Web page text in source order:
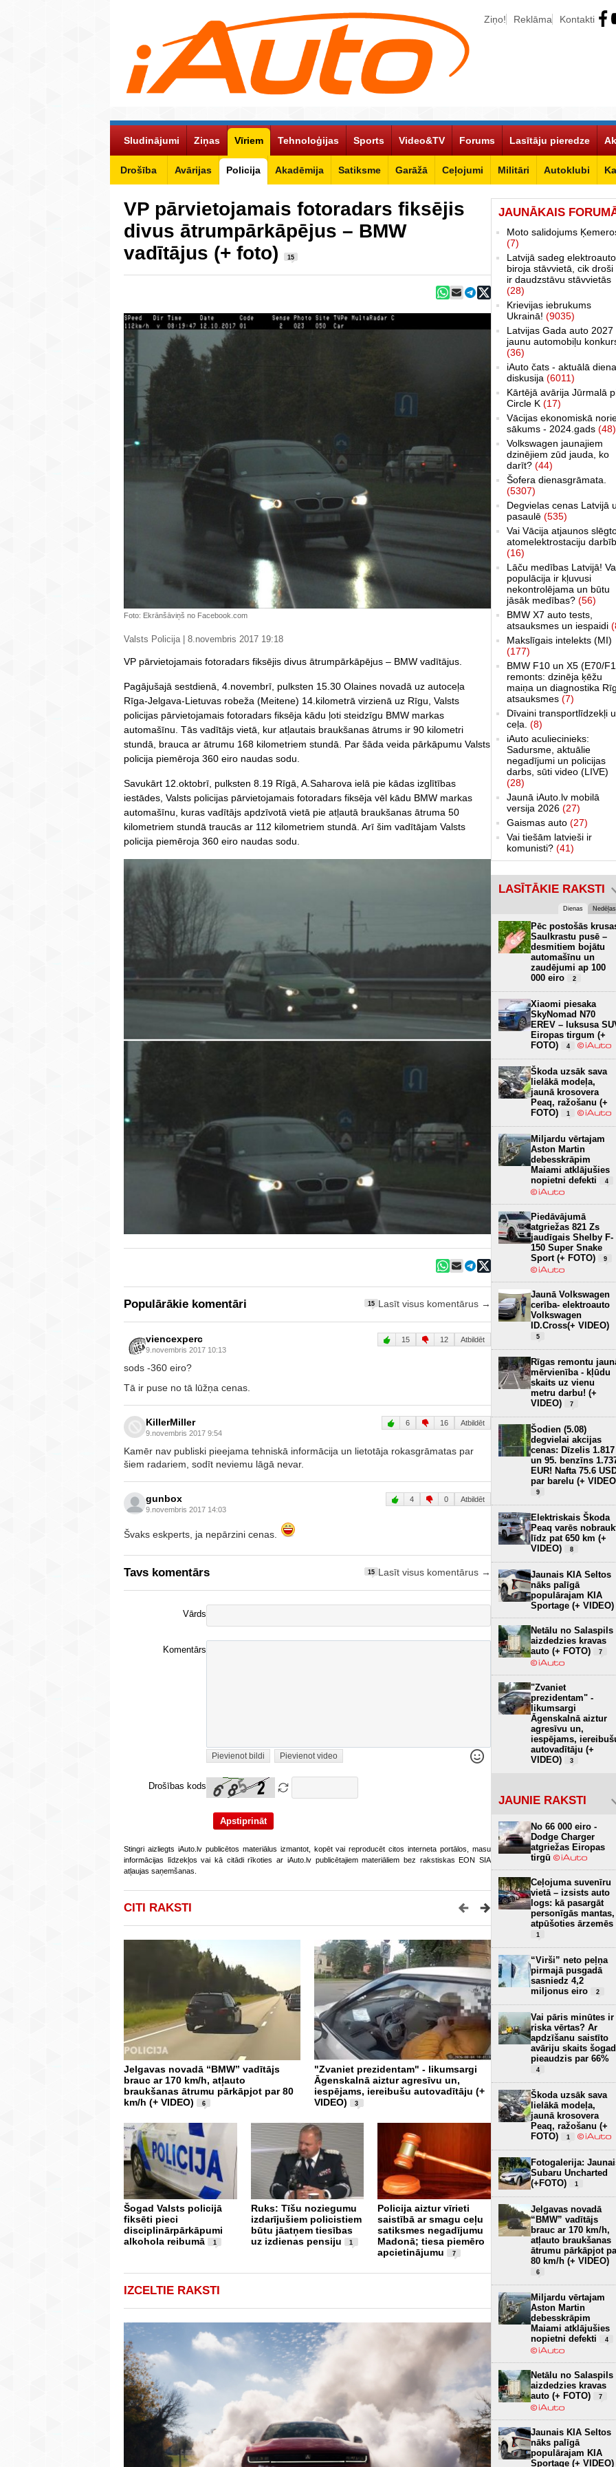
Ziņo! Reklāma Kontakti
Sludinājumi Ziņas Vīriem
Drošība Avārijas Policija Akadēmija Satiksme Garāžā Ceļojumi Militāri Autoklubi
Tehnoloģijas Sports Video&TV Forums Lasītāju pieredze
VP pārvietojamais fotoradars fiksējis
divus ātrumpārkāpējus – BMW
vadītājus (+ foto)
15
Foto: Ekrānšāviņš no Facebook.com
Valsts Policija | 8.novembris 2017 19:18
VP pārvietojamais fotoradars fiksējis divus ātrumpārkāpējus – BMW vadītājus.
Pagājušajā sestdienā, 4.novembrī, pulksten 15.30 Olaines novadā uz autoceļa
Rīga-Jelgava-Lietuvas robeža (Meitene) 14.kilometrā virzienā uz Rīgu, Valsts
policijas pārvietojamais fotoradars fiksēja kādu ļoti steidzīgu BMW markas
automašīnu. Tās vadītājs vietā, kur atļautais braukšanas ātrums ir 90 kilometri
stundā, brauca ar ātrumu 168 kilometriem stundā. Par šāda veida pārkāpumu Valsts
policija piemēroja 360 eiro naudas sodu.
Savukārt 12.oktobrī, pulksten 8.19 Rīgā, A.Saharova ielā pie kādas izglītības
iestādes, Valsts policijas pārvietojamais fotoradars fiksēja vēl kādu BMW markas
automašīnu, kuras vadītājs apdzīvotā vietā pie atļautā braukšanas ātruma 50
kilometriem stundā traucās ar 112 kilometriem stundā. Arī šim vadītājam Valsts
policija piemēroja 360 eiro naudas sodu.
Populārākie komentāri 15 Lasīt visus komentārus →
viencexperc
9.novembris 2017 10:13
15 12 Atbildēt
sods -360 eiro?
Tā ir puse no tā lūžņa cenas.
KillerMiller
9.novembris 2017 9:54
6 16 Atbildēt
Kamēr nav publiski pieejama tehniskā informācija un lietotāja rokasgrāmatas par
šiem radariem, sodīt neviemu lāgā nevar.
gunbox
9.novembris 2017 14:03
4 0 Atbildēt
Švaks eskperts, ja nepārzini cenas.
Tavs komentārs 15 Lasīt visus komentārus →
Vārds
Komentārs
Pievienot bildi Pievienot video
Drošības kods
Stingri aizliegts iAuto.lv publicētos materiālus izmantot, kopēt vai reproducēt citos interneta portālos, masu
informācijas līdzekļos vai kā citādi rīkoties ar iAuto.lv publicētajiem materiāliem bez rakstiskas EON SIA
atļaujas saņemšanas.
CITI RAKSTI
Jelgavas novadā “BMW” vadītājs
brauc ar 170 km/h, atļauto
braukšanas ātrumu pārkāpjot par 80
km/h (+ VIDEO)
6
"Zvaniet prezidentam" - likumsargi
Āgenskalnā aiztur agresīvu un,
iespējams, iereibušu autovadītāju (+
VIDEO)
3
Šogad Valsts policijā
fiksēti pieci
disciplinārpārkāpumi
alkohola reibumā
1
Ruks: Tīšu noziegumu
izdarījušiem policistiem
būtu jāatņem tiesības
uz izdienas pensiju
1
Policija aiztur vīrieti
saistībā ar smagu ceļu
satiksmes negadījumu
Madonā; tiesa piemēro
apcietinājumu
7
Pēc traģēdijas Priekulē
varētu ieviest ikrīta
VIDEO)
8
Ogrē autovadītājs 4,2
promiļu reibumā
iebraucis stabā
4
IZCELTIE RAKSTI
JAUNĀKAIS
Moto salidojums
(7)
Latvijā sadeg elektroauto
biroja stāvvietā, cik droši
ir daudzstāvu stāvvietās
(28)
Krievijas iebrukums
Ukrainā! (9035)
Latvijas Gada auto 2027
jaunu automobiļu
(36)
iAuto čats - aktuālā
diskusija (6011)
Kārtējā avārija Jūrmalā
Circle K (17)
Vācijas ekonomiskā
sākums - 2024.gads (48)
Volkswagen jaunajiem
dzinējiem zūd jauda, ko
darīt? (44)
Šofera dienasgrāmata.
(5307)
Degvielas cenas Latvijā
pasaulē (535)
Vai Vācija atjaunos
atomelektrostaciju
(16)
Lāču medības Latvijā!
populācija ir kļuvusi
nekontrolējama un būtu
jāsāk medības? (56)
BMW X7 auto tests,
atsauksmes un iespaidi
Makslīgais intelekts (MI)
(177)
BMW F10 un X5 (E70/
remonts: dzinēja ķēžu
maiņa un diagnostika
atsauksmes (7)
Dīvaini transportlīdzekļi
ceļa. (8)
iAuto aculiecinieks:
Sadursme, aktuālie
negadījumi un policijas
darbs, sūti video (LIVE)
(28)
Jaunā iAuto.lv mobilā
versija 2026 (27)
Gaismas auto (27)
Vai tiešām latvieši ir
komunisti? (41)
LASĪTĀKIE RAKSTI
Dienas Nedēļas
Pēc postošās
Saulkrastu pusē –
desmitiem bojātu
automašīnu un
zaudējumi ap 100
000 eiro
2
Xiaomi piesaka
SkyNomad N70
EREV – luksusa
Eiropas tirgum (+
FOTO)
4
Škoda uzsāk sava
lielākā modeļa,
jaunā krosovera
Peaq, ražošanu (+
FOTO)
1
Miljardu vērtajam
Aston Martin
debesskrāpim
Maiami atklājušies
nopietni defekti
4
Piedāvājumā
atgriežas 821 Zs
jaudīgais Shelby F-
150 Super Snake
Sport (+ FOTO)
9
Jaunā Volkswagen
cerība- elektroauto
Volkswagen
ID.Cross(+ VIDEO)
5
Rīgas remontu
mērvienība - kļūdu
skaits uz vienu
metru darbu! (+
VIDEO)
7
Šodien (5.08)
degvielai akcijas
cenas: Dīzelis 1.817
un 95. benzīns
EUR! Nafta 75.6
par barelu (+
9
Elektriskais Škoda
Peaq varēs
līdz pat 650 km (+
VIDEO)
8
Jaunais KIA Seltos
nāks palīgā
populārajam KIA
Sportage (+ VIDEO)
Netālu no Salaspils
aizdedzies kravas
auto (+ FOTO)
7
"Zvaniet
prezidentam" -
likumsargi
Āgenskalnā aiztur
agresīvu un,
iespējams,
autovadītāju (+
VIDEO)
3
JAUNIE RAKSTI
No 66 000 eiro -
Dodge Charger
atgriežas Eiropas
tirgū
Ceļojuma suvenīru
vietā – izsists auto
logs: kā pasargāt
personīgās mantas,
atpūšoties ārzemēs
1
“Virši” neto peļņa
pirmajā pusgadā
sasniedz 4,2
miljonus eiro
2
Vai pāris minūtes ir
riska vērtas? Ar
apdzīšanu saistīto
avāriju skaits šogad
pieaudzis par 66%
4
Škoda uzsāk sava
lielākā modeļa,
jaunā krosovera
Peaq, ražošanu (+
FOTO)
1
Fotogalerija:
Subaru Uncharted
(+FOTO)
1
Jelgavas novadā
“BMW” vadītājs
brauc ar 170 km/h,
atļauto braukšanas
ātrumu pārkāpjot
80 km/h (+ VIDEO)
6
Miljardu vērtajam
Aston Martin
debesskrāpim
Maiami atklājušies
nopietni defekti
4
Netālu no Salaspils
aizdedzies kravas
auto (+ FOTO)
7
Jaunais KIA Seltos
nāks palīgā
populārajam KIA
Sportage (+ VIDEO)